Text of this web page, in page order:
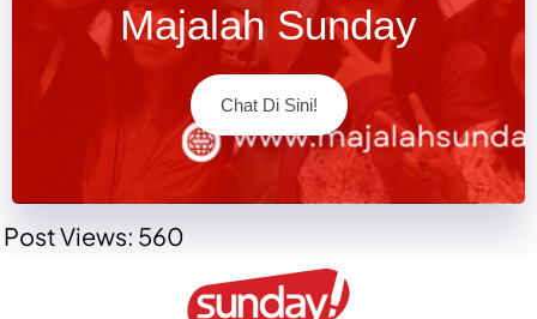
Majalah Sunday
Chat Di Sini!
Post Views: 560